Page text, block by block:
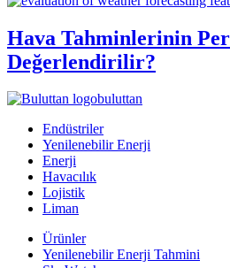
Hava Tahminlerinin
Değerlendirilir?
buluttan
Endüstriler
Yenilenebilir Enerji
Enerji
Havacılık
Lojistik
Liman
Ürünler
Yenilenebilir Enerji Tahmini